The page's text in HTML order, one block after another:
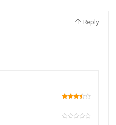
Reply